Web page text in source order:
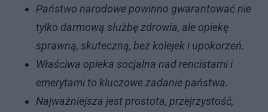
Państwo narodowe powinno gwarantować nie
tylko darmową służbę zdrowia, ale opiekę
sprawną, skuteczną, bez kolejek i upokorzeń.
Właściwa opieka socjalna nad rencistami i
emerytami to kluczowe zadanie państwa.
Najważniejsza jest prostota, przejrzystość,